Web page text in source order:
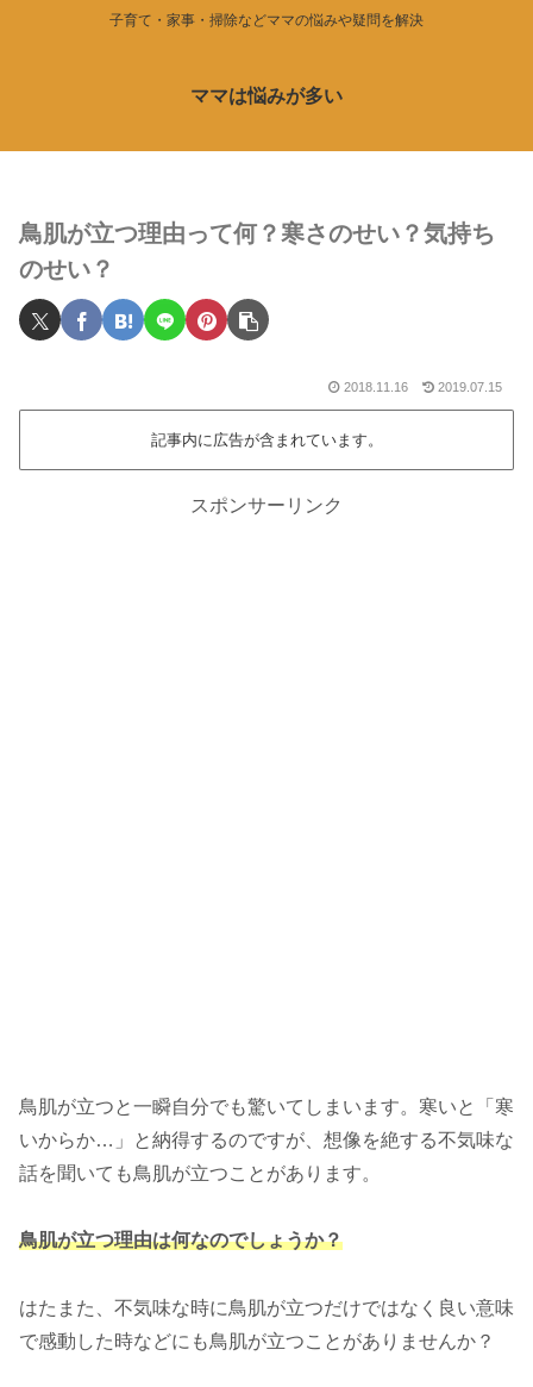
子育て・家事・掃除などママの悩みや疑問を解決
ママは悩みが多い
鳥肌が立つ理由って何？寒さのせい？気持ち
のせい？
2018.11.16 2019.07.15
記事内に広告が含まれています。
スポンサーリンク
鳥肌が立つと一瞬自分でも驚いてしまいます。寒いと「寒
いからか…」と納得するのですが、想像を絶する不気味な
話を聞いても鳥肌が立つことがあります。
鳥肌が立つ理由は何なのでしょうか？
はたまた、不気味な時に鳥肌が立つだけではなく良い意味
で感動した時などにも鳥肌が立つことがありませんか？